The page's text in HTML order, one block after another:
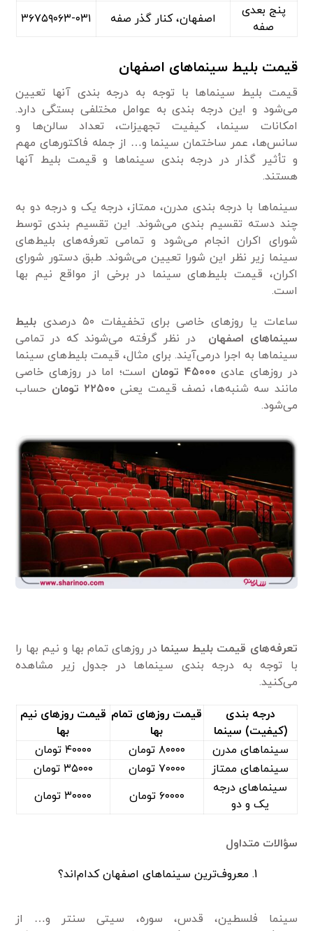
پنج بعدی
صفه
اصفهان، کنار گذر صفه ۳۶۷۵۹۰۶۳-۰۳۱
قیمت بلیط سینماهای اصفهان
قیمت بلیط سینماها با توجه به درجه بندی آنها تعیین
می‌شود و این درجه بندی به عوامل مختلفی بستگی دارد.
امکانات سینما، کیفیت تجهیزات، تعداد سالن‌ها و
سانس‌ها، عمر ساختمان سینما و… از جمله فاکتورهای مهم
و تأثیر گذار در درجه بندی سینماها و قیمت بلیط آنها
هستند.
سینماها با درجه بندی مدرن، ممتاز، درجه یک و درجه دو به
چند دسته تقسیم بندی می‌شوند. این تقسیم بندی توسط
شورای اکران انجام می‌شود و تمامی تعرفه‌های بلیط‌های
سینما زیر نظر این شورا تعیین می‌شوند. طبق دستور شورای
اکران، قیمت بلیط‌های سینما در برخی از مواقع نیم بها
است.
ساعات یا روزهای خاصی برای تخفیفات ۵۰ درصدی
بلیط
سینماهای اصفهان
در نظر گرفته می‌شوند که در تمامی
سینماها به اجرا درمی‌آیند. برای مثال، قیمت بلیط‌های سینما
در روزهای عادی ۴۵۰۰۰ تومان است؛ اما در روزهای خاصی
مانند سه شنبه‌ها، نصف قیمت یعنی ۲۲۵۰۰ تومان
حساب
می‌شود.
تعرفه‌های قیمت بلیط سینما در روزهای تمام بها و نیم بها را
با توجه به درجه بندی سینماها در جدول زیر مشاهده
می‌کنید.
درجه بندی
(کیفیت) سینما
قیمت روزهای تمام
بها
قیمت روزهای نیم
بها
سینماهای مدرن
۸۰۰۰۰ تومان
۴۰۰۰۰ تومان
سینماهای ممتاز
۷۰۰۰۰ تومان
۳۵۰۰۰ تومان
سینماهای درجه
یک و دو
۶۰۰۰۰ تومان ۳۰۰۰۰ تومان
سؤالات متداول
معروف‌ترین سینماهای اصفهان کدام‌اند؟
سینما فلسطین، قدس، سوره، سیتی سنتر و… از